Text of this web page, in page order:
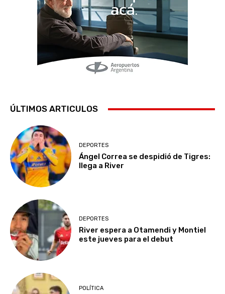
ÚLTIMOS ARTICULOS
DEPORTES
Ángel Correa se despidió de Tigres:
llega a River
DEPORTES
River espera a Otamendi y Montiel
este jueves para el debut
POLÍTICA